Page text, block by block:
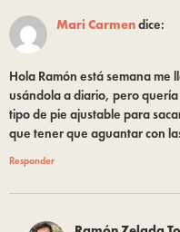
Mari Carmendice:
Hola Ramón está semana me
usándola a diario, pero
tipo de pie ajustable para
que tener que aguantar con
Responder